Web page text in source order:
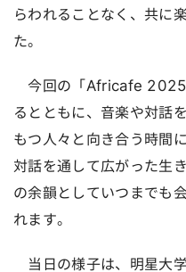
らわれることなく、共に
た。
今回の「Africafe 2025
るとともに、音楽や対話
もつ人々と向き合う時間
対話を通して広がった生
の余韻としていつまでも
れます。
当日の様子は、明星大